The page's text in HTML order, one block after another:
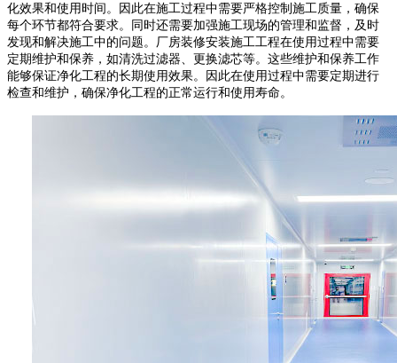
化效果和使用时间。因此在施工过程中需要严格控制施工质量，确保
每个环节都符合要求。同时还需要加强施工现场的管理和监督，及时
发现和解决施工中的问题。厂房装修安装施工工程在使用过程中需要
定期维护和保养，如清洗过滤器、更换滤芯等。这些维护和保养工作
能够保证净化工程的长期使用效果。因此在使用过程中需要定期进行
检查和维护，确保净化工程的正常运行和使用寿命。